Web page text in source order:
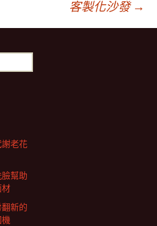
客製化沙發 →
老花
幫助
材
新的
機